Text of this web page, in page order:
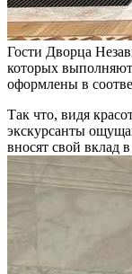
Гости Дворца
которых
оформлены в
Так что, видя
экскурсанты
вносят свой вклад